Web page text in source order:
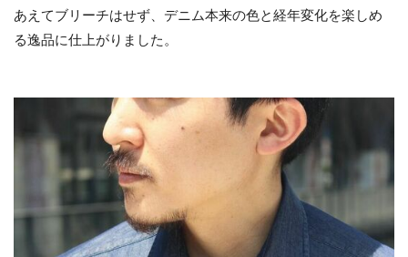
あえてブリーチはせず、デニム本来の色と経年変化を楽しめ
る逸品に仕上がりました。